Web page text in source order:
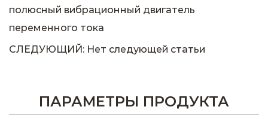
полюсный вибрационный двигатель
переменного тока
СЛЕДУЮЩИЙ: Нет следующей статьи
ПАРАМЕТРЫ ПРОДУКТА